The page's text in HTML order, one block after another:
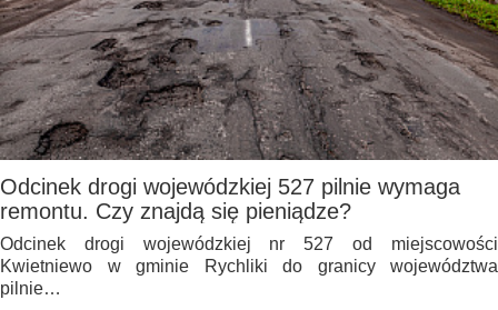
Odcinek drogi wojewódzkiej 527 pilnie wymaga
remontu. Czy znajdą się pieniądze?
Odcinek drogi wojewódzkiej nr 527 od miejscowości
Kwietniewo w gminie Rychliki do granicy województwa
pilnie…